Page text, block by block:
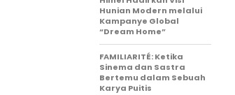
Hunian Modern melalui
Kampanye Global
“Dream Home”
FAMILIARITÉ: Ketika
Sinema dan Sastra
Bertemu dalam Sebuah
Karya Puitis